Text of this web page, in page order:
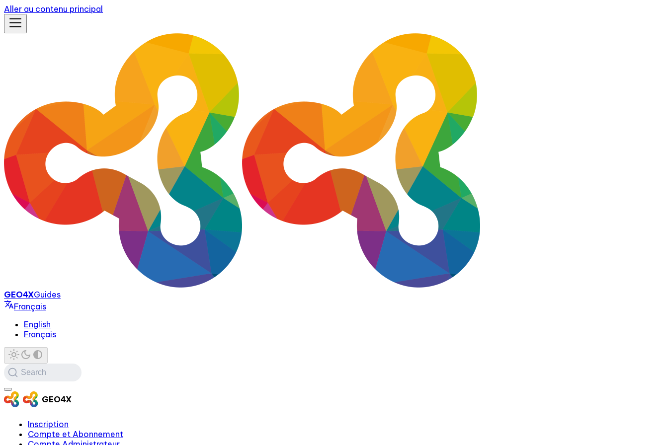
Aller au contenu principal
GEO4XGuides
Français
English
Français
Search
GEO4X
Inscription
Compte et Abonnement